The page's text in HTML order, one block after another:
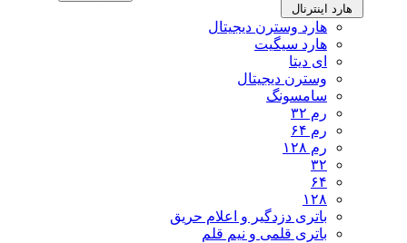
هارد اینترنال
هارد وسترن دیجیتال
هارد سیگیت
ای دیتا
وسترن دیجیتال
سامسونگ
رم ۳۲
رم ۶۴
رم ۱۲۸
۳۲
۶۴
۱۲۸
باتری دزدگیر و اعلام حریق
باتری قلمی و نیم قلم